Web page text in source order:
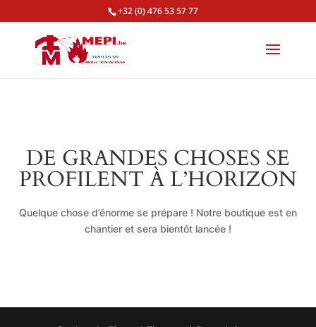
+32 (0) 476 53 57 77
DE GRANDES CHOSES SE
PROFILENT À L’HORIZON
Quelque chose d’énorme se prépare ! Notre boutique est en
chantier et sera bientôt lancée !